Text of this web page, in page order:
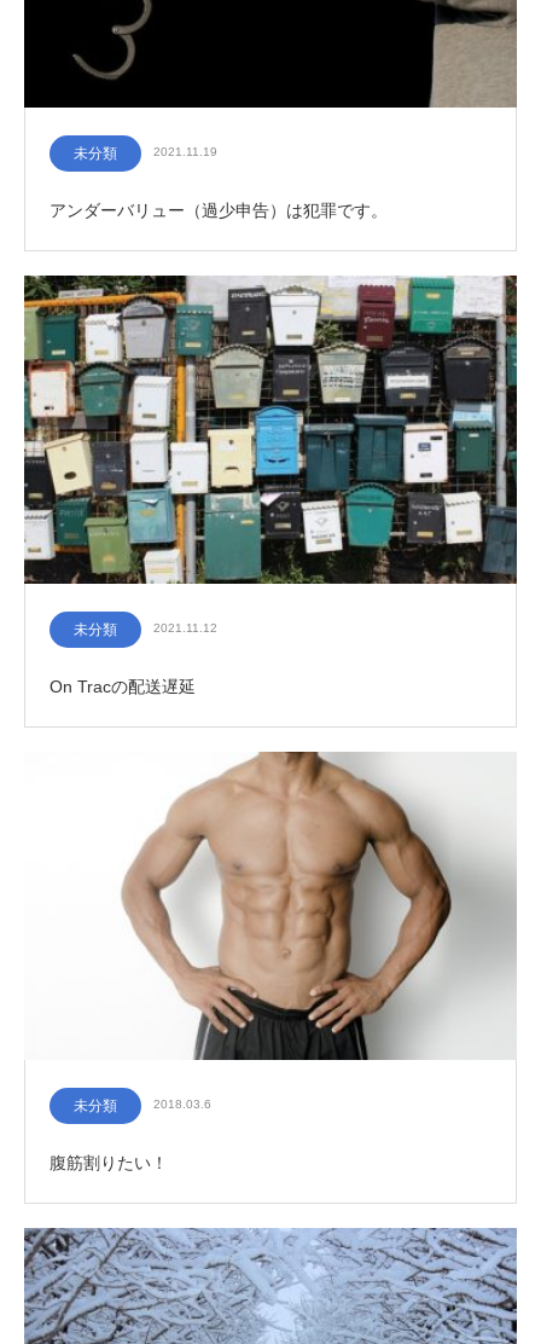
未分類 2021.11.19
アンダーバリュー（過少申告）は犯罪です。
未分類 2021.11.12
On Tracの配送遅延
未分類 2018.03.6
腹筋割りたい！